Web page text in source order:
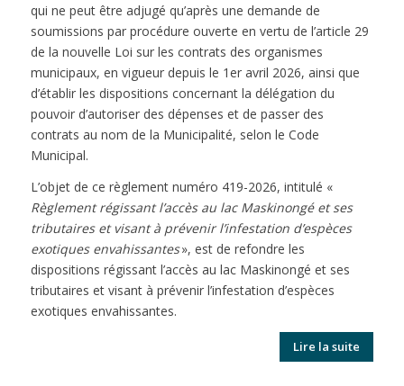
qui ne peut être adjugé qu’après une demande de
soumissions par procédure ouverte en vertu de l’article 29
de la nouvelle Loi sur les contrats des organismes
municipaux, en vigueur depuis le 1er avril 2026, ainsi que
d’établir les dispositions concernant la délégation du
pouvoir d’autoriser des dépenses et de passer des
contrats au nom de la Municipalité, selon le Code
Municipal.
L’objet de ce règlement numéro 419-2026, intitulé «
Règlement régissant l’accès au lac Maskinongé et ses
tributaires et visant à prévenir l’infestation d’espèces
exotiques envahissantes», est de refondre les
dispositions régissant l’accès au lac Maskinongé et ses
tributaires et visant à prévenir l’infestation d’espèces
exotiques envahissantes.
Lire la suite